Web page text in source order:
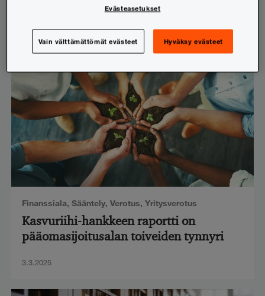
Finanssiala, Sääntely, Verotus, Yritysverotus
Kasvuriihi-hankkeen raportti on
pääomasijoitusalan toiveiden tynnyri
3.3.2025
Evästeasetukset
Vain välttämättömät evästeet Hyväksy evästeet